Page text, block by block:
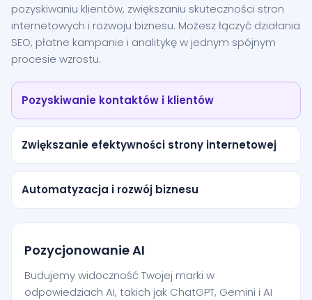
pozyskiwaniu klientów, zwiększaniu skuteczności stron
internetowych i rozwoju biznesu. Możesz łączyć działania
SEO, płatne kampanie i analitykę w jednym spójnym
procesie wzrostu.
Pozyskiwanie kontaktów i klientów
Zwiększanie efektywności strony internetowej
Automatyzacja i rozwój biznesu
Pozycjonowanie AI
Budujemy widoczność Twojej marki w
odpowiedziach AI, takich jak ChatGPT, Gemini i AI